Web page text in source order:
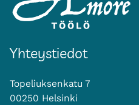
Yhteystiedot
Topeliuksenkatu 7
00250 Helsinki